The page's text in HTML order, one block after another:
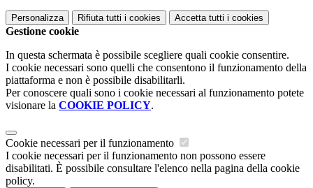
Personalizza Rifiuta tutti i cookies Accetta tutti i cookies
Gestione cookie
In questa schermata è possibile scegliere quali cookie consentire.
I cookie necessari sono quelli che consentono il funzionamento della
piattaforma e non è possibile disabilitarli.
Per conoscere quali sono i cookie necessari al funzionamento potete
visionare la COOKIE POLICY.
Cookie necessari per il funzionamento
I cookie necessari per il funzionamento non possono essere
disabilitati. È possibile consultare l'elenco nella pagina della cookie
policy.